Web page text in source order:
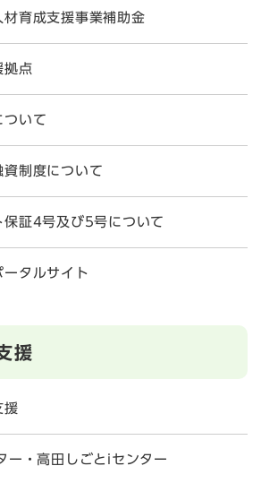
育成支援事業補助金
拠点
ついて
制度について
保証4号及び5号について
タルサイト
援
援
ー・高田しごとiセンター